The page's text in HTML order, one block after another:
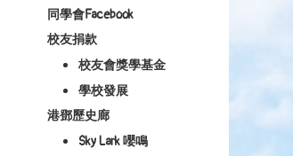
同學會Facebook
校友捐款
校友會獎學基金
學校發展
港鄧歷史廊
Sky Lark 嚶鳴